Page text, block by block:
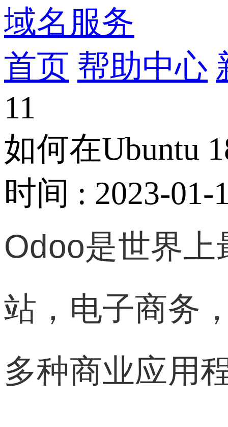
域名服务
首页 帮助中心
11
如何在Ubuntu
时间 : 2023-01-
Odoo是世界
站，电子商务
多种商业应用